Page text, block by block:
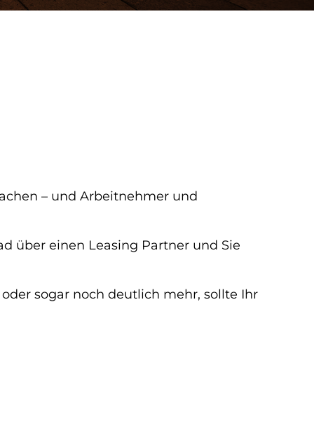
– und Arbeitnehmer und
über einen Leasing Partner und Sie
sogar noch deutlich mehr, sollte Ihr